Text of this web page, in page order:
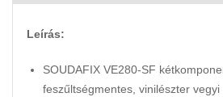
Leírás:
SOUDAFIX VE280-SF
feszűltségmentes, vinilészter